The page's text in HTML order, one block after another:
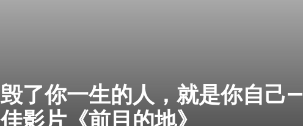
毁了你一生的人，就是你自己
佳影片《前目的地》